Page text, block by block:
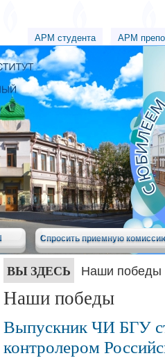
АРМ студента АРМ
Спросить приемную
ВЫ ЗДЕСЬ Наши победы
Наши победы
Выпускник ЧИ БГУ
контролером